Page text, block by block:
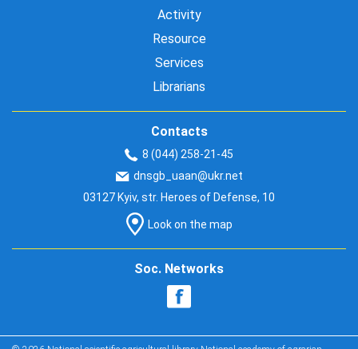
Activity
Resource
Services
Librarians
Contacts
8 (044) 258-21-45
dnsgb_uaan@ukr.net
03127 Kyiv, str. Heroes of Defense, 10
Look on the map
Soc. Networks